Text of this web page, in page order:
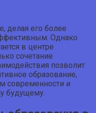
делая его более
Однако
в центре
сочетание
позволит
образование,
современности и
будущему.